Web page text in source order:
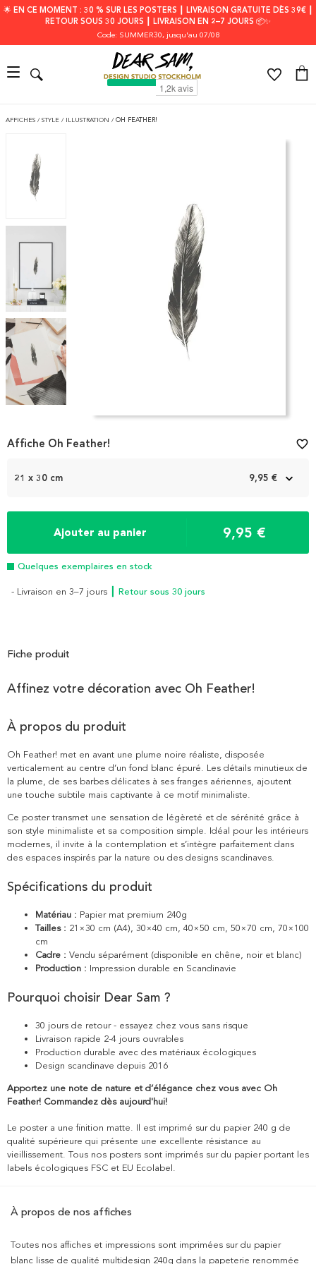
🌟 EN CE MOMENT : 30 % SUR LES POSTERS ┃ LIVRAISON GRATUITE DÈS 39€ ┃
RETOUR SOUS 30 JOURS ┃ LIVRAISON EN 2–7 JOURS 📦✨
Code: SUMMER30, jusqu'au 07/08
AFFICHES / STYLE / ILLUSTRATION / OH FEATHER!
1
21 x 30 cm 9,95 €
Ajouter au panier 9,95 €
Quelques exemplaires en stock
- Livraison en 3–7 jours ┃ Retour sous 30 jours
Affiche Oh Feather! favorite_border
Fiche produit
Affinez votre décoration avec Oh Feather!
À propos du produit
Oh Feather! met en avant une plume noire réaliste, disposée
verticalement au centre d’un fond blanc épuré. Les détails minutieux de
la plume, de ses barbes délicates à ses franges aériennes, ajoutent
une touche subtile mais captivante à ce motif minimaliste.
Ce poster transmet une sensation de légèreté et de sérénité grâce à
son style minimaliste et sa composition simple. Idéal pour les intérieurs
modernes, il invite à la contemplation et s’intègre parfaitement dans
des espaces inspirés par la nature ou des designs scandinaves.
Spécifications du produit
Matériau : Papier mat premium 240g
Tailles : 21×30 cm (A4), 30×40 cm, 40×50 cm, 50×70 cm, 70×100
cm
Cadre : Vendu séparément (disponible en chêne, noir et blanc)
Production : Impression durable en Scandinavie
Pourquoi choisir Dear Sam ?
30 jours de retour - essayez chez vous sans risque
Livraison rapide 2-4 jours ouvrables
Production durable avec des matériaux écologiques
Design scandinave depuis 2016
Apportez une note de nature et d’élégance chez vous avec Oh
Feather! Commandez dès aujourd'hui!
Le poster a une finition matte. Il est imprimé sur du papier 240 g de
qualité supérieure qui présente une excellente résistance au
vieillissement. Tous nos posters sont imprimés sur du papier portant les
labels écologiques FSC et EU Ecolabel.
À propos de nos affiches
Toutes nos affiches et impressions sont imprimées sur du papier
blanc lisse de qualité multidesign 240g dans la papeterie renommée